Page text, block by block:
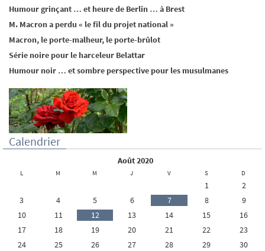
Humour grinçant … et heure de Berlin … à Brest
M. Macron a perdu « le fil du projet national »
Macron, le porte-malheur, le porte-brûlot
Série noire pour le harceleur Belattar
Humour noir … et sombre perspective pour les musulmanes
Calendrier
août 2020
L M M J V S D
1
2
3
4 5 6 7 8
9
10
11 12 13 14 15
16
17
18 19 20 21 22
23
24
25 26 27 28 29
30